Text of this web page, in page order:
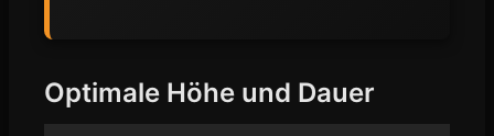
Optimale Höhe und Dauer